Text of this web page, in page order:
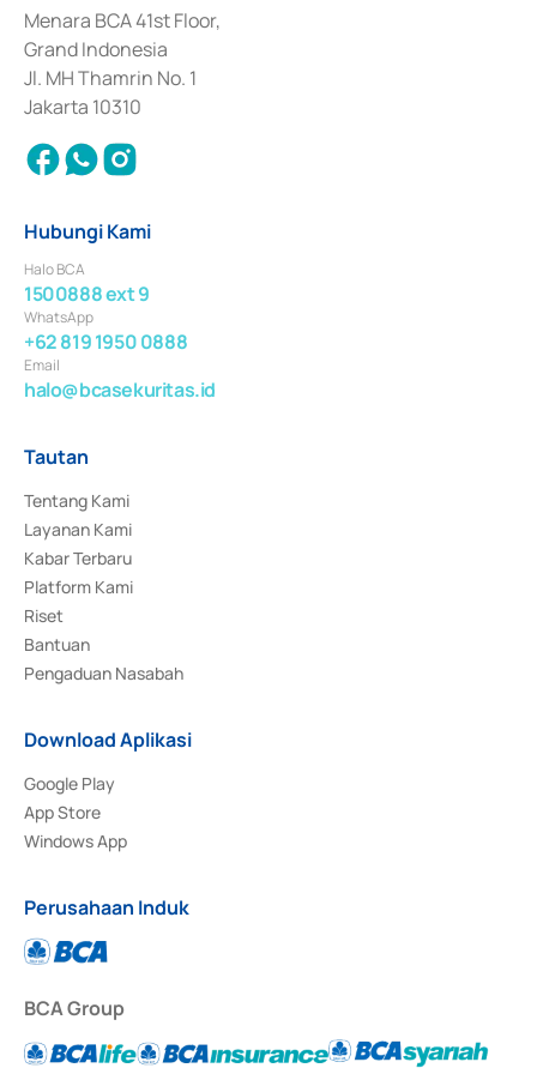
Penerbitan, Transaksi, serta Penatausahaan dan Penyelesaian Transaksi
Surat Berharga Komersial yang izinnya diterbitkan pada tahun 2018.
Menara BCA 41st Floor,
Grand Indonesia
Jl. MH Thamrin No. 1
Jakarta 10310
Hubungi Kami
Halo BCA
1500888 ext 9
WhatsApp
+62 819 1950 0888
Email
halo@bcasekuritas.id
Tautan
Tentang Kami
Layanan Kami
Kabar Terbaru
Platform Kami
Riset
Bantuan
Pengaduan Nasabah
Download Aplikasi
Google Play
App Store
Windows App
Perusahaan Induk
BCA Group